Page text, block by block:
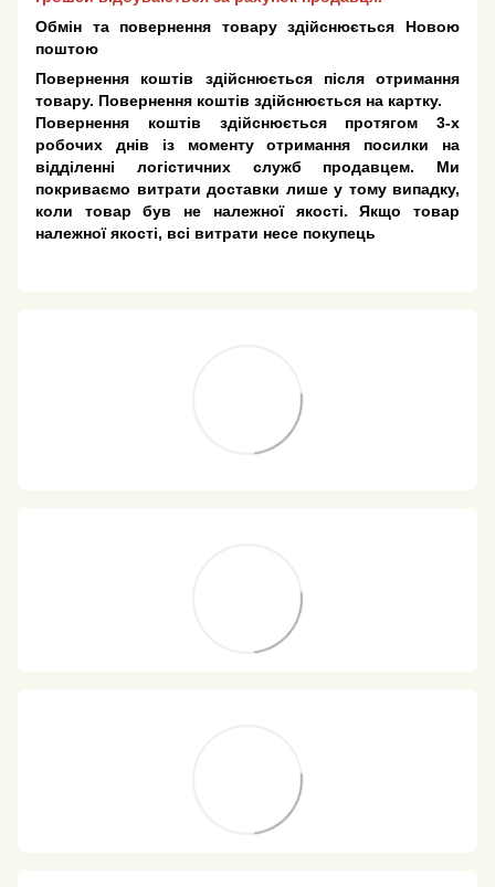
Обмін та повернення товару здійснюється Новою
поштою
Повернення коштів здійснюється після отримання
товару. Повернення коштів здійснюється на картку.
Повернення коштів здійснюється протягом 3-х
робочих днів із моменту отримання посилки на
відділенні логістичних служб продавцем. Ми
покриваємо витрати доставки лише у тому випадку,
коли товар був не належної якості. Якщо товар
належної якості, всі витрати несе покупець